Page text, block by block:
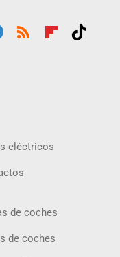
eléctricos
de coches
de coches